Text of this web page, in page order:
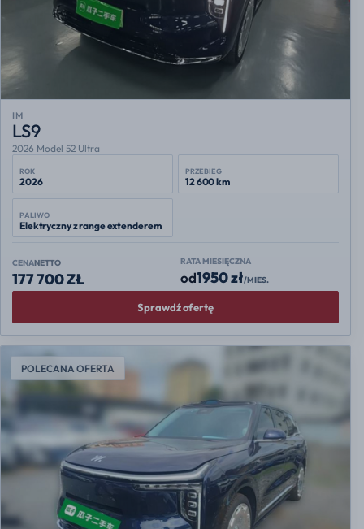
IM
LS9
2026 Model 52 Ultra
ROK
2026
PRZEBIEG
12 600 km
PALIWO
Elektryczny z range extenderem
CENANETTO
177 700 ZŁ
RATA MIESIĘCZNA
od1950 zł/MIES.
Sprawdź ofertę
POLECANA OFERTA